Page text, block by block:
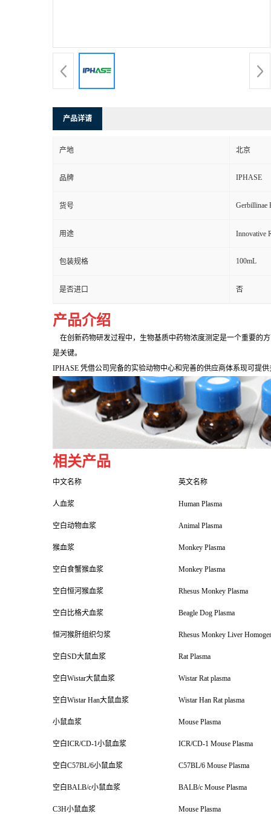
产品详请
产地 北京
品牌 IPHASE
货号 Gerbillinae
用途 Innovative
包装规格 100mL
是否进口 否
产品介绍
在创新药物研发过程中，生物基质中药物浓度测定是一个重要的
是关键。
IPHASE 凭借公司完备的实验动物中心和完善的供应商体系现可提
相关产品
中文名称 英文名称
人血浆 Human Plasma
空白动物血浆 Animal Plasma
猴血浆 Monkey Plasma
空白食蟹猴血浆 Monkey Plasma
空白恒河猴血浆 Rhesus Monkey Plasma
空白比格犬血浆 Beagle Dog Plasma
恒河猴肝组织匀浆 Rhesus Monkey Liver
空白SD大鼠血浆 Rat Plasma
空白Wistar大鼠血浆 Wistar Rat plasma
空白Wistar Han大鼠血浆 Wistar Han Rat plasma
小鼠血浆 Mouse Plasma
空白ICR/CD-1小鼠血浆 ICR/CD-1 Mouse Plasma
空白C57BL/6小鼠血浆 C57BL/6 Mouse Plasma
空白BALB/c小鼠血浆 BALB/c Mouse Plasma
C3H小鼠血浆 Mouse Plasma